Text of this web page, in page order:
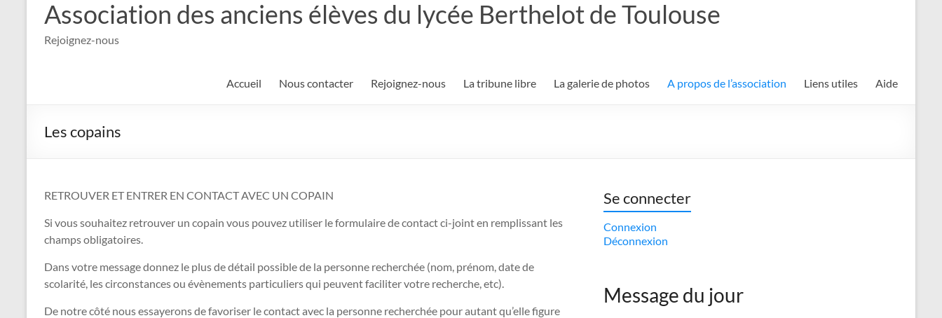
Association des anciens élèves du lycée Berthelot de Toulouse
Rejoignez-nous
Accueil Nous contacter Rejoignez-nous La tribune libre La galerie de photos A propos de l’association Liens utiles Aide
Les copains
RETROUVER ET ENTRER EN CONTACT AVEC UN COPAIN
Si vous souhaitez retrouver un copain vous pouvez utiliser le formulaire de contact ci-joint en remplissant les
champs obligatoires.
Dans votre message donnez le plus de détail possible de la personne recherchée (nom, prénom, date de
scolarité, les circonstances ou évènements particuliers qui peuvent faciliter votre recherche, etc).
De notre côté nous essayerons de favoriser le contact avec la personne recherchée pour autant qu’elle figure
Se connecter
Connexion
Déconnexion
Message du jour